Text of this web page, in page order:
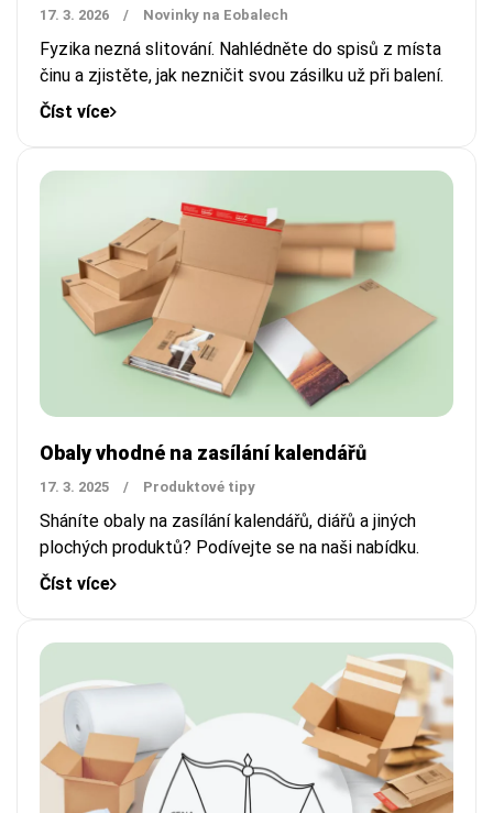
17. 3. 2026 / Novinky na Eobalech
Fyzika nezná slitování. Nahlédněte do spisů z místa
činu a zjistěte, jak nezničit svou zásilku už při balení.
Číst více
Obaly vhodné na zasílání kalendářů
17. 3. 2025 / Produktové tipy
Sháníte obaly na zasílání kalendářů, diářů a jiných
plochých produktů? Podívejte se na naši nabídku.
Číst více